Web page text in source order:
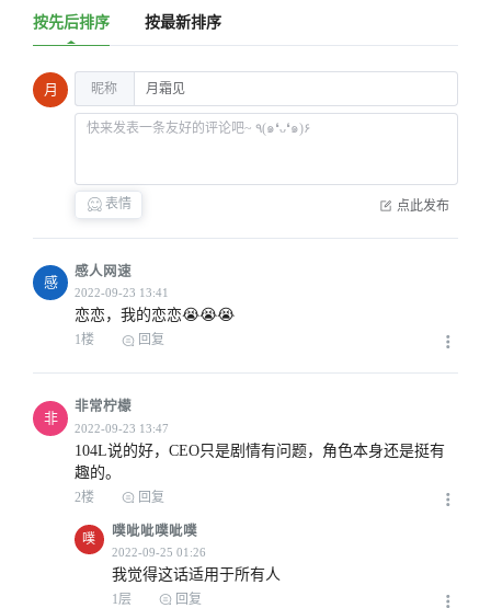
按先后排序 按最新排序
月 昵称
表情 点此发布
感
感人网速
恋恋，我的恋恋😭😭😭
1楼 回复
非
非常柠檬
104L说的好，CEO只是剧情有问题，角色本身还是挺有
趣的。
2楼 回复
噗
噗呲呲噗呲噗
我觉得这话适用于所有人
1层 回复